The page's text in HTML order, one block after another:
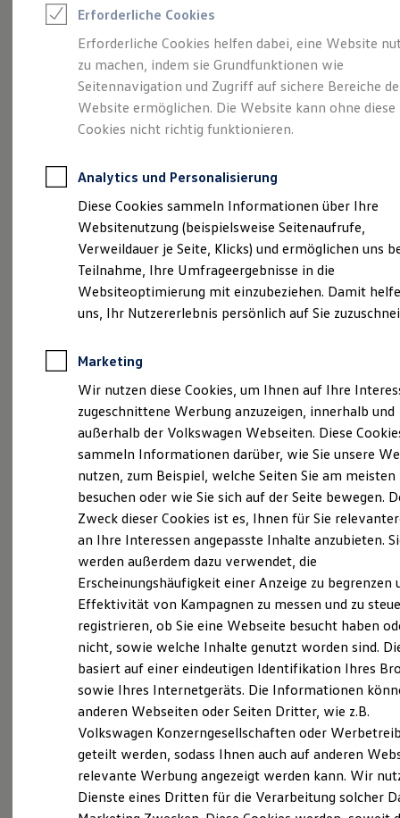
Saisonangebote
Leasing
Leasing-Angebote
Gebrauchtwagen Leasing
Junge Gebrauchtwagen-Leasing
Elektroauto Leasing
Kleinwagen-Leasing
Leasing ohne Anzahlung
Autokredit mit Schlussrate
Versicherungen und Garantien
Kfz-Versicherung
Restschuldversicherungen
Garantien
Wartungsverträge
Geschäftskunden
Professional Class bei Volkswagen
Großkunden
Behörden
Anpfiff zum Gewinn
Elektroautos
ID. Tutorials
Elektrofahrzeugkonzepte
Reichweite
Reichweite der ID. Modelle
Reichweite im Winter
Laden
Laden unterwegs
Laden Zuhause
Ladezeitensimulator
Batterie
Sicherheit
Garantie und Lebensdauer
Nachhaltigkeit
Technologie
Kosten und Kauf
Verbrauchskosten
Kaufoptionen
E-Auto-Förderung
Software und Konnektivität
Die ID. Software 6
ID. Software Versionen und Updates
Digitale Extras
Schnittstellen zu Ihrem ID.
Eleganzschön
großartig. Der Passat.
Probefahrt vereinbaren
Fahrzeugangebot anfordern
Servicetermin buchen
Serviceanfrage stellen
Erforderliche Cookies
Erforderliche Cookies helfen dabei, eine Website
zu machen, indem sie Grundfunktionen wie
Seitennavigation und Zugriff auf sichere Bereiche
Website ermöglichen. Die Website kann ohne diese
Cookies nicht richtig funktionieren.
Analytics und Personalisierung
Diese Cookies sammeln Informationen über Ihre
Websitenutzung (beispielsweise Seitenaufrufe,
Verweildauer je Seite, Klicks) und ermöglichen uns
Teilnahme, Ihre Umfrageergebnisse in die
Websiteoptimierung mit einzubeziehen. Damit
uns, Ihr Nutzererlebnis persönlich auf Sie
Marketing
Wir nutzen diese Cookies, um Ihnen auf Ihre
zugeschnittene Werbung anzuzeigen, innerhalb und
außerhalb der Volkswagen Webseiten. Diese
sammeln Informationen darüber, wie Sie unsere
nutzen, zum Beispiel, welche Seiten Sie am meisten
besuchen oder wie Sie sich auf der Seite bewegen.
Zweck dieser Cookies ist es, Ihnen für Sie
an Ihre Interessen angepasste Inhalte anzubieten.
werden außerdem dazu verwendet, die
Erscheinungshäufigkeit einer Anzeige zu begrenzen
Effektivität von Kampagnen zu messen und zu
registrieren, ob Sie eine Webseite besucht haben
nicht, sowie welche Inhalte genutzt worden sind.
basiert auf einer eindeutigen Identifikation Ihres
sowie Ihres Internetgeräts. Die Informationen
anderen Webseiten oder Seiten Dritter, wie z.B.
Volkswagen Konzerngesellschaften oder
geteilt werden, sodass Ihnen auch auf anderen
relevante Werbung angezeigt werden kann. Wir
Dienste eines Dritten für die Verarbeitung solcher